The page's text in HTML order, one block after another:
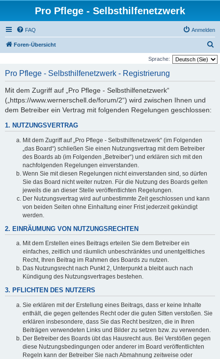
Pro Pflege - Selbsthilfenetzwerk
FAQ Anmelden
Foren-Übersicht
u
Sprache:
Pro Pflege - Selbsthilfenetzwerk - Registrierung
Mit dem Zugriff auf „Pro Pflege - Selbsthilfenetzwerk“
(„https://www.wernerschell.de/forum/2“) wird zwischen Ihnen und
dem Betreiber ein Vertrag mit folgenden Regelungen geschlossen:
1. NUTZUNGSVERTRAG
Mit dem Zugriff auf „Pro Pflege - Selbsthilfenetzwerk“ (im Folgenden
„das Board“) schließen Sie einen Nutzungsvertrag mit dem Betreiber
des Boards ab (im Folgenden „Betreiber“) und erklären sich mit den
nachfolgenden Regelungen einverstanden.
Wenn Sie mit diesen Regelungen nicht einverstanden sind, so dürfen
Sie das Board nicht weiter nutzen. Für die Nutzung des Boards gelten
jeweils die an dieser Stelle veröffentlichten Regelungen.
Der Nutzungsvertrag wird auf unbestimmte Zeit geschlossen und kann
von beiden Seiten ohne Einhaltung einer Frist jederzeit gekündigt
werden.
2. EINRÄUMUNG VON NUTZUNGSRECHTEN
Mit dem Erstellen eines Beitrags erteilen Sie dem Betreiber ein
einfaches, zeitlich und räumlich unbeschränktes und unentgeltliches
Recht, Ihren Beitrag im Rahmen des Boards zu nutzen.
Das Nutzungsrecht nach Punkt 2, Unterpunkt a bleibt auch nach
Kündigung des Nutzungsvertrages bestehen.
3. PFLICHTEN DES NUTZERS
Sie erklären mit der Erstellung eines Beitrags, dass er keine Inhalte
enthält, die gegen geltendes Recht oder die guten Sitten verstoßen. Sie
erklären insbesondere, dass Sie das Recht besitzen, die in Ihren
Beiträgen verwendeten Links und Bilder zu setzen bzw. zu verwenden.
Der Betreiber des Boards übt das Hausrecht aus. Bei Verstößen gegen
diese Nutzungsbedingungen oder anderer im Board veröffentlichten
Regeln kann der Betreiber Sie nach Abmahnung zeitweise oder